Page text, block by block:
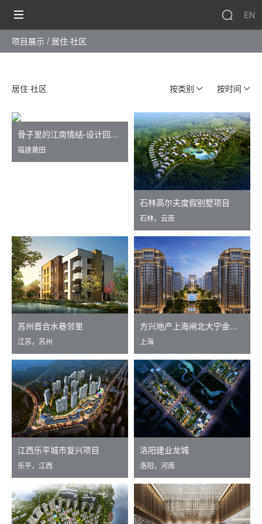
EN
项目展示 居住·社区
居住·社区 按类别 按时间
骨子里的江南情结-设计回顾 The Architectural design of the private villa
福建莆田
石林高尔夫度假别墅项目
石林，云南
苏州晋合水巷邻里
江苏，苏州
方兴地产上海闸北大宁金茂府项目
上海
江西乐平城市复兴项目
乐平，江西
洛阳建业龙城
洛阳，河南